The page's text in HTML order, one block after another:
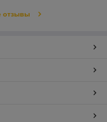
отзывы